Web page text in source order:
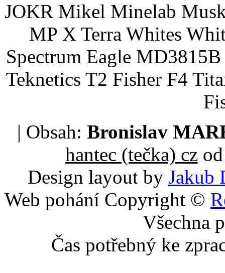
JOKR Mikel Minelab
MP X Terra Whites
Spectrum Eagle
Teknetics T2 Fisher F4
| Obsah: Bronislav
hantec (tečka) czod
Design layout by Jakub
Web pohání Copyright ©
Všechna
Čas potřebný ke